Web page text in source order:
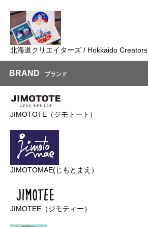
北海道クリエイターズ / Hokkaido Creators
BRAND ブランド
JIMOTOTE（ジモトート）
JIMOTOMAE(じもとまえ）
JIMOTEE（ジモティー）